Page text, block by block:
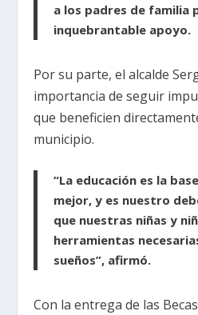
a los padres de familia
inquebrantable apoyo.
Por su parte, el alcalde
importancia de seguir
que beneficien
municipio.
“La educación es la
mejor, y es nuestro
que nuestras niñas y
herramientas
sueños”, afirmó.
Con la entrega de las